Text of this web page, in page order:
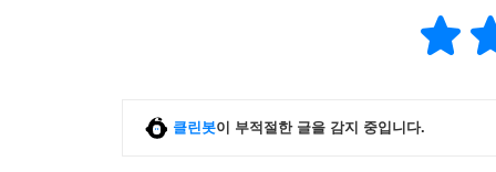
클린봇이 부적절한 글을 감지 중입니다.